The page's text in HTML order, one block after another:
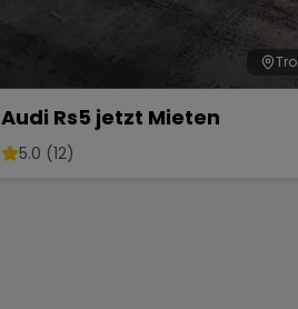
Audi Rs5 jetzt Mieten
5.0 (12)